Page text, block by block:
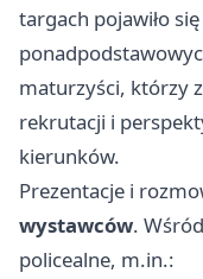
targach pojawiło się
maturzyści, którzy
rekrutacji i
kierunków.
Prezentacje i
wystawców.
policealne, m.in.: